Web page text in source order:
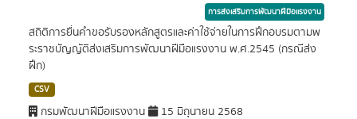
การส่งเสริมการพัฒนาฝีมือแรงงาน
สถิติการยื่นคำขอรับรองหลักสูตรและค่าใช้จ่ายในการฝึกอบรมตามพ
ระราชบัญญัติส่งเสริมการพัฒนาฝีมือแรงงาน พ.ศ.2545 (กรณีส่ง
ฝึก)
CSV
กรมพัฒนาฝีมือแรงงาน 15 มิถุนายน 2568